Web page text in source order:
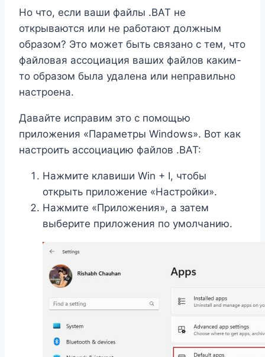
Но что, если ваши файлы .BAT не
открываются или не работают должным
образом? Это может быть связано с тем, что
файловая ассоциация ваших файлов каким-
то образом была удалена или неправильно
настроена.
Давайте исправим это с помощью
приложения «Параметры Windows». Вот как
настроить ассоциацию файлов .BAT:
Нажмите клавиши Win + I, чтобы
открыть приложение «Настройки».
Нажмите «Приложения», а затем
выберите приложения по умолчанию.